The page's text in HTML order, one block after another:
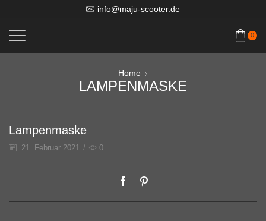
info@maju-scooter.de
0
Home
LAMPENMASKE
Lampenmaske
21. Februar 2021 / 0